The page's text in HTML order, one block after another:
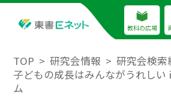
教科の広場
TOP 研究会情報
研究会検索
子どもの成長はみんながうれしい
ム